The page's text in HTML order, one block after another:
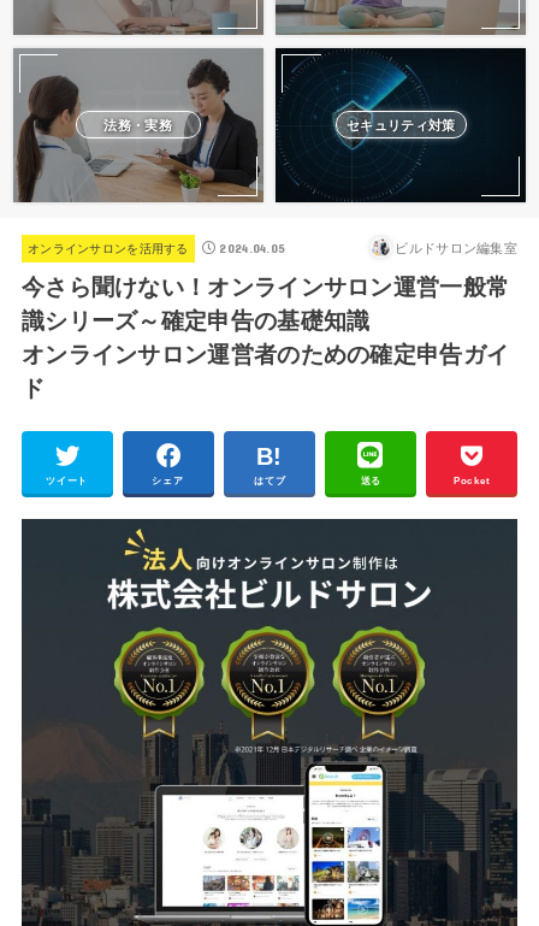
法務・実務 セキュリティ対策
オンラインサロンを活用する 2024.04.05 ビルドサロン編集室
今さら聞けない！オンラインサロン運営一般常
識シリーズ～確定申告の基礎知識
オンラインサロン運営者のための確定申告ガイ
ド
ツイート シェア はてブ 送る Pocket